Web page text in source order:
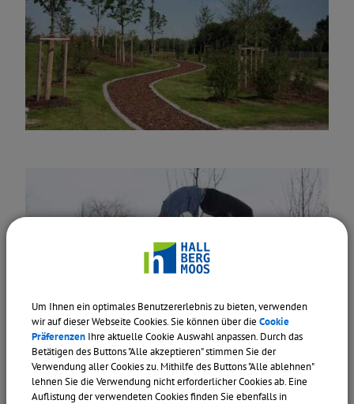
M. Hangen
Um Ihnen ein optimales Benutzererlebnis zu bieten, verwenden
wir auf dieser Webseite Cookies. Sie können über die Cookie
Präferenzen Ihre aktuelle Cookie Auswahl anpassen. Durch das
Betätigen des Buttons "Alle akzeptieren" stimmen Sie der
Verwendung aller Cookies zu. Mithilfe des Buttons "Alle ablehnen"
lehnen Sie die Verwendung nicht erforderlicher Cookies ab. Eine
Auflistung der verwendeten Cookies finden Sie ebenfalls in